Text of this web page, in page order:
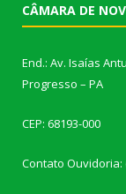
CÂMARA DE
End.: Av. Isaías
Progresso – PA
CEP: 68193-000
Contato Ouvidoria: